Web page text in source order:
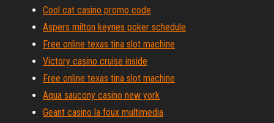
Cool cat casino promo code
Aspers milton keynes poker schedule
Free online texas tina slot machine
Victory casino cruise inside
Free online texas tina slot machine
Aqua saucony casino new york
Geant casino la foux multimedia